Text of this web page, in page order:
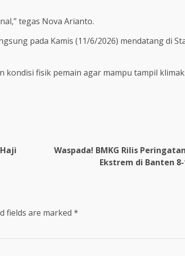
tegas Nova Arianto.
pada Kamis (11/6/2026) mendatang di
fisik pemain agar mampu tampil
Waspada! BMKG Rilis
Ekstrem di Banten 8-
fields are marked *